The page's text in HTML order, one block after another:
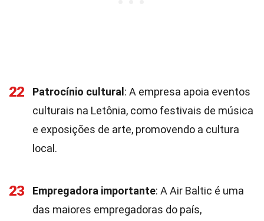
22 Patrocínio cultural : A empresa apoia eventos
culturais na Letônia, como festivais de música
e exposições de arte, promovendo a cultura
local.
23 Empregadora importante: A Air Baltic é uma
das maiores empregadoras do país,